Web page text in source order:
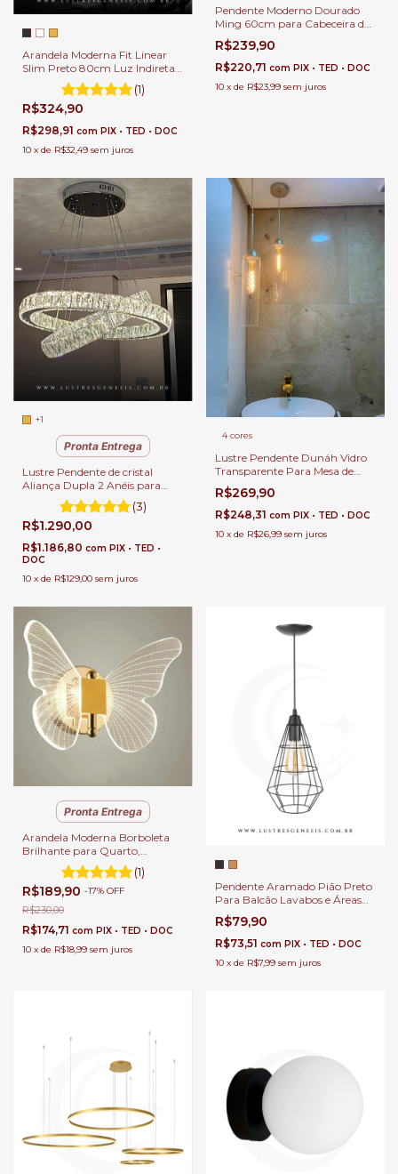
Arandela Moderna Fit Linear
Slim Preto 80cm Luz Indireta
de LED para Quarto, Cabeceira
de Cama, Lavabo, Corredor e
Escritórios
(1)
R$324,90
R$298,91 com PIX • TED • DOC
10 x de R$32,49 sem juros
Pendente Moderno Dourado
Ming 60cm para Cabeceira de
Cama, Balcão de Cozinha,
Quartos e Lavabo.
R$239,90
R$220,71 com PIX • TED • DOC
10 x de R$23,99 sem juros
+1
Pronta Entrega
Lustre Pendente de cristal
Aliança Dupla 2 Anéis para
Sala de Jantar Sala de Estar e
Quartos.
(3)
R$1.290,00
R$1.186,80 com PIX • TED •
DOC
10 x de R$129,00 sem juros
4 cores
Lustre Pendente Dunáh Vidro
Transparente Para Mesa de
Sala de Jantar.
R$269,90
R$248,31 com PIX • TED • DOC
10 x de R$26,99 sem juros
Pronta Entrega
Arandela Moderna Borboleta
Brilhante para Quarto,
Cabeceira de Cama, Lavabo e
Quarto Infantil - DCB02158
(1)
R$189,90 -17% OFF
R$230,00
R$174,71 com PIX • TED • DOC
10 x de R$18,99 sem juros
Pendente Aramado Pião Preto
Para Balcão Lavabos e Áreas
Gourmet.
R$79,90
R$73,51 com PIX • TED • DOC
10 x de R$7,99 sem juros